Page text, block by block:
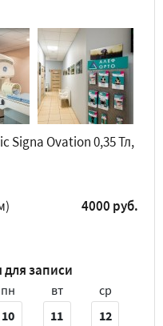
Signa Ovation 0,35 Тл,
4000 руб.
записи
пн
10
вт
11
ср
12